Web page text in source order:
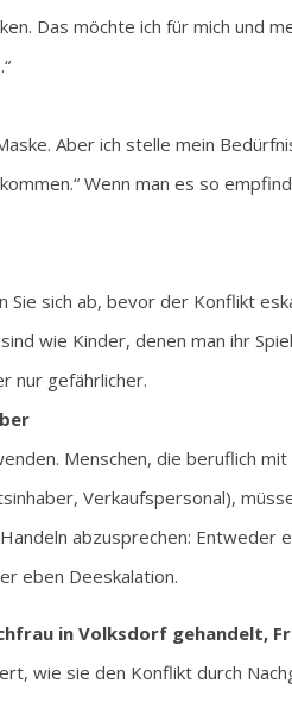
Das möchte ich für mich und
Aber ich stelle mein
Wenn man es so
Sie sich ab, bevor der Konflikt
wie Kinder, denen man ihr
nur gefährlicher.
Menschen, die beruflich
Verkaufspersonal),
abzusprechen: Entweder
eben Deeskalation.
in Volksdorf gehandelt,
wie sie den Konflikt durch